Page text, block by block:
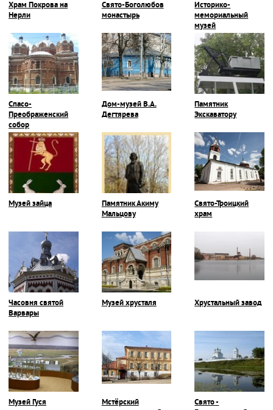
Храм Покрова на
Нерли
Свято-Боголюбов
монастырь
Историко-
мемориальный
музей
Спасо-
Преображенский
собор
Дом-музей В.А.
Дегтярева
Памятник
Экскаватору
Музей зайца
Памятник Акиму
Мальцову
Свято-Троицкий
храм
Часовня святой
Варвары
Музей хрусталя Хрустальный завод
Музей Гуся
Мстёрский
Свято -